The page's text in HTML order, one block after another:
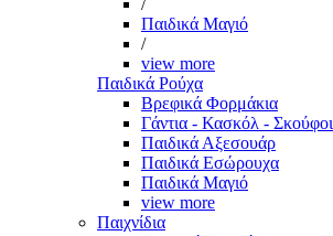
/
Παιδικά Μαγιό
/
view more
Παιδικά Ρούχα
Βρεφικά Φορμάκια
Γάντια - Κασκόλ - Σκούφοι
Παιδικά Αξεσουάρ
Παιδικά Εσώρουχα
Παιδικά Μαγιό
view more
Παιχνίδια